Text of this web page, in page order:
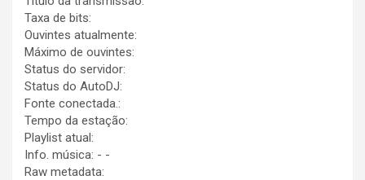
Taxa de bits:
Ouvintes atualmente:
Máximo de ouvintes:
Status do servidor:
Status do AutoDJ:
Fonte conectada.:
Tempo da estação:
Playlist atual:
Info. música: - -
Raw metadata: